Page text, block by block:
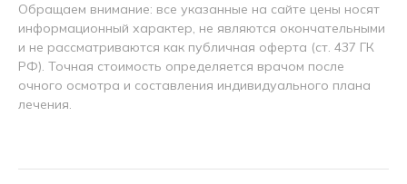
Обращаем внимание: все указанные на сайте цены носят
информационный характер, не являются окончательными
и не рассматриваются как публичная оферта (ст. 437 ГК
РФ). Точная стоимость определяется врачом после
очного осмотра и составления индивидуального плана
лечения.
стоимости услуг баллами
Подробнее о бонусной
программе